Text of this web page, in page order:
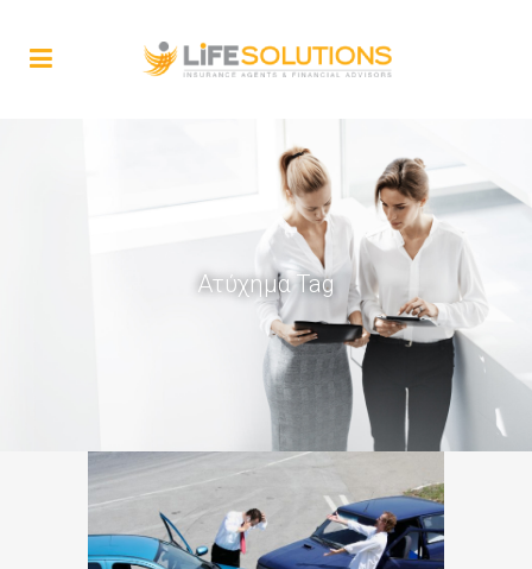
Ατύχημα Tag